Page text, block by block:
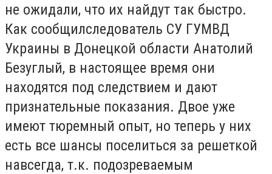
не ожидали, что их найдут так быстро.
Как сообщилследователь СУ ГУМВД
Украины в Донецкой области Анатолий
Безуглый, в настоящее время они
находятся под следствием и дают
признательные показания. Двое уже
имеют тюремный опыт, но теперь у них
есть все шансы поселиться за решеткой
навсегда, т.к. подозреваемым